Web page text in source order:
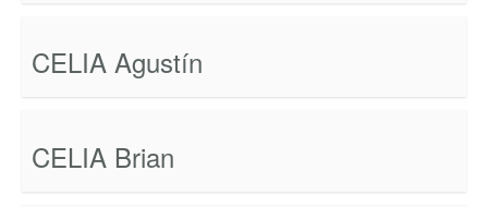
CELIA Agustín
CELIA Brian